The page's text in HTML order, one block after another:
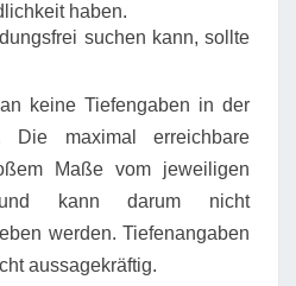
haben.
suchen kann, sollte
keine Tiefengaben in der
Die maximal erreichbare
Maße vom jeweiligen
kann darum nicht
werden. Tiefenangaben
aussagekräftig.